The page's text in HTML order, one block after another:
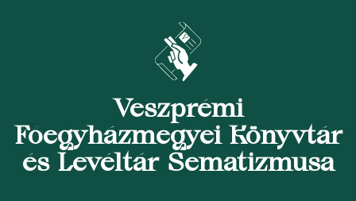
Veszprémi
Főegyházmegyei Könyvtár
és Levéltár Sematizmusa